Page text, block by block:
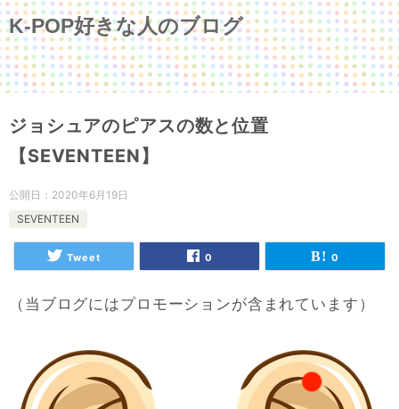
K-POP好きな人のブログ
ジョシュアのピアスの数と位置
【SEVENTEEN】
公開日： 2020年6月19日
SEVENTEEN
Tweet 0 0
（当ブログにはプロモーションが含まれています）